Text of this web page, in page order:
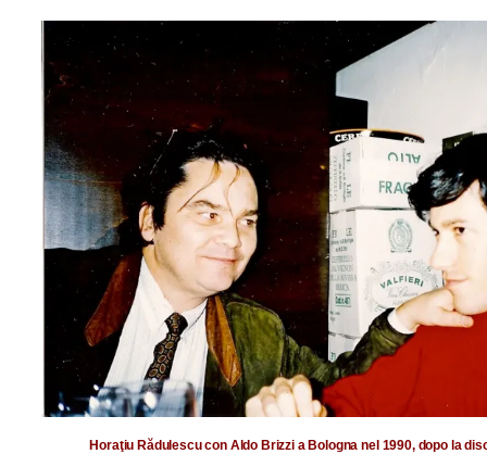
Horaţiu Rădulescu con Aldo Brizzi a Bologna nel 1990, dopo la